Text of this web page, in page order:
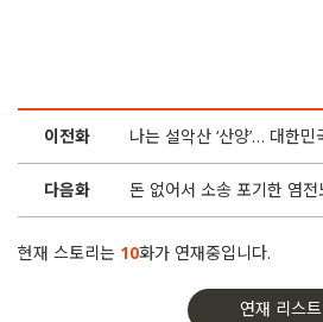
이전화
다음화
현재 스토리는 10화가 연재중입니다.
연재 리스트